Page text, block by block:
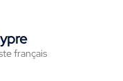
français